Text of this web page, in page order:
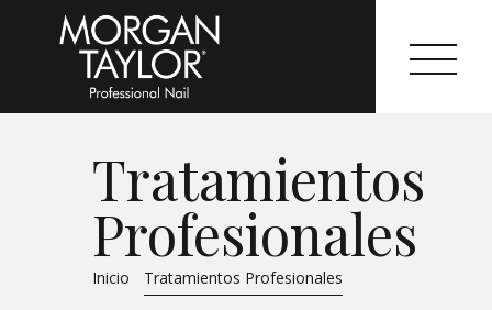
Tratamientos
Profesionales
Inicio Tratamientos Profesionales
Morgan Taylor®
Sistemas Profesionales
Cartas de Color